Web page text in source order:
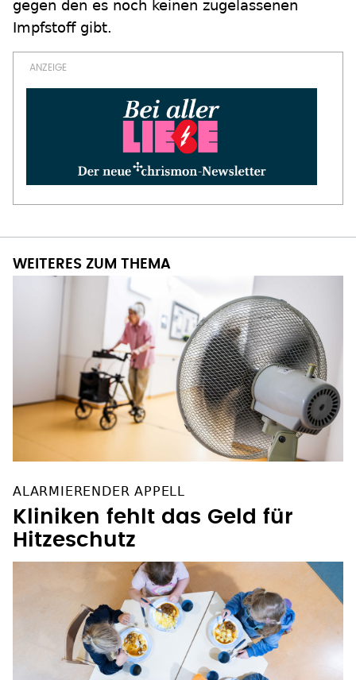
gegen den es noch keinen zugelassenen
Impfstoff gibt.
WEITERES ZUM THEMA
ALARMIERENDER APPELL
Kliniken fehlt das Geld für
Hitzeschutz